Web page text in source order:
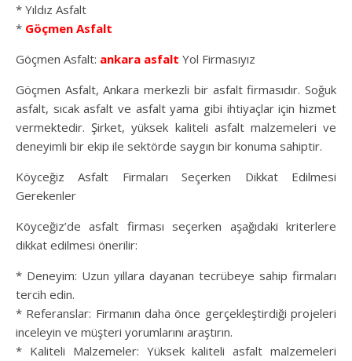
* Yıldız Asfalt
* Göçmen Asfalt
Göçmen Asfalt: ankara asfalt Yol Firmasıyız
Göçmen Asfalt, Ankara merkezli bir asfalt firmasıdır. Soğuk
asfalt, sıcak asfalt ve asfalt yama gibi ihtiyaçlar için hizmet
vermektedir. Şirket, yüksek kaliteli asfalt malzemeleri ve
deneyimli bir ekip ile sektörde saygın bir konuma sahiptir.
Köyceğiz Asfalt Firmaları Seçerken Dikkat Edilmesi
Gerekenler
Köyceğiz’de asfalt firması seçerken aşağıdaki kriterlere
dikkat edilmesi önerilir:
* Deneyim: Uzun yıllara dayanan tecrübeye sahip firmaları
tercih edin.
* Referanslar: Firmanın daha önce gerçekleştirdiği projeleri
inceleyin ve müşteri yorumlarını araştırın.
* Kaliteli Malzemeler: Yüksek kaliteli asfalt malzemeleri